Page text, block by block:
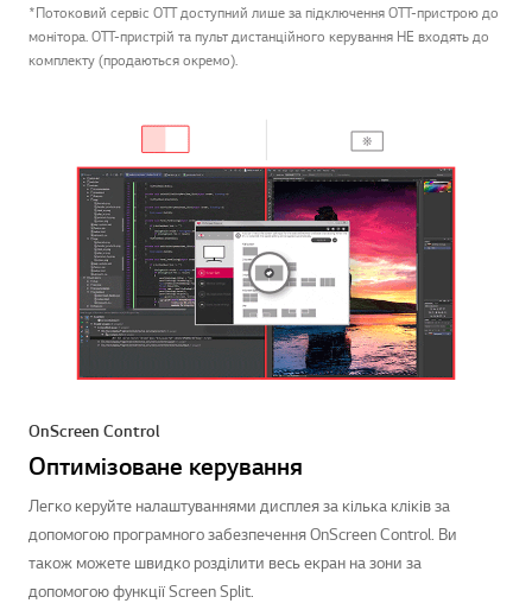
*Потоковий сервіс OTT доступний лише за підключення OTT-пристрою до
монітора. OTT-пристрій та пульт дистанційного керування НЕ входять до
комплекту (продаються окремо).
OnScreen Control
Оптимізоване керування
Легко керуйте налаштуваннями дисплея за кілька кліків за
допомогою програмного забезпечення OnScreen Control. Ви
також можете швидко розділити весь екран на зони за
допомогою функції Screen Split.